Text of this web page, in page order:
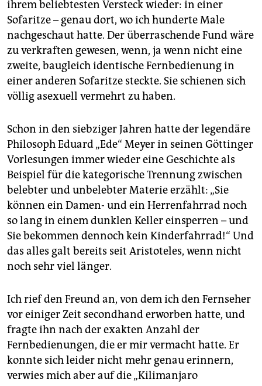
ihrem beliebtesten Versteck wieder: in einer
Sofaritze – genau dort, wo ich hunderte Male
nachgeschaut hatte. Der überraschende Fund wäre
zu verkraften gewesen, wenn, ja wenn nicht eine
zweite, baugleich identische Fernbedienung in
einer anderen Sofaritze steckte. Sie schienen sich
völlig asexuell vermehrt zu haben.
Schon in den siebziger Jahren hatte der legendäre
Philosoph Eduard „Ede“ Meyer in seinen Göttinger
Vorlesungen immer wieder eine Geschichte als
Beispiel für die kategorische Trennung zwischen
belebter und unbelebter Materie erzählt: „Sie
können ein Damen- und ein Herrenfahrrad noch
so lang in einem dunklen Keller einsperren – und
Sie bekommen dennoch kein Kinderfahrrad!“ Und
das alles galt bereits seit Aristoteles, wenn nicht
noch sehr viel länger.
Ich rief den Freund an, von dem ich den Fernseher
vor einiger Zeit secondhand erworben hatte, und
fragte ihn nach der exakten Anzahl der
Fernbedienungen, die er mir vermacht hatte. Er
konnte sich leider nicht mehr genau erinnern,
verwies mich aber auf die „Kilimanjaro